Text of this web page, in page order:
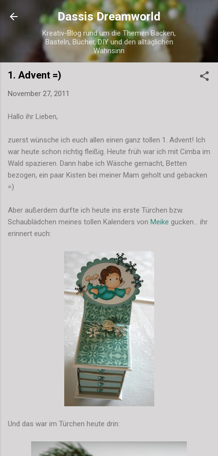
Direkt zum Hauptbereich
Dassis Dreamworld
Kreativ-Blog rund um die Themen Backen,
Basteln, Bücher, DIY und den alltäglichen
Wahnsinn
1. Advent =)
November 27, 2011
Hallo ihr Lieben,
zuerst wünsche ich euch allen einen ganz tollen 1. Advent! Ich
war heute schon richtig fleißig. Heute früh war ich mit Cimba im
Wald spazieren. Dann habe ich Wäsche gemacht, Betten
bezogen, ein paar Kisten bei meiner Mam geholt und gebacken
=)
Aber außerdem durfte ich heute ins erste Türchen bzw.
Schaublädchen meines tollen Kalenders von Meike gucken... ihr
erinnert euch:
Und das war im Türchen heute drin: